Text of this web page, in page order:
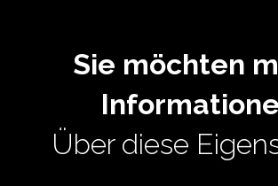
Sie möchten
Über diese